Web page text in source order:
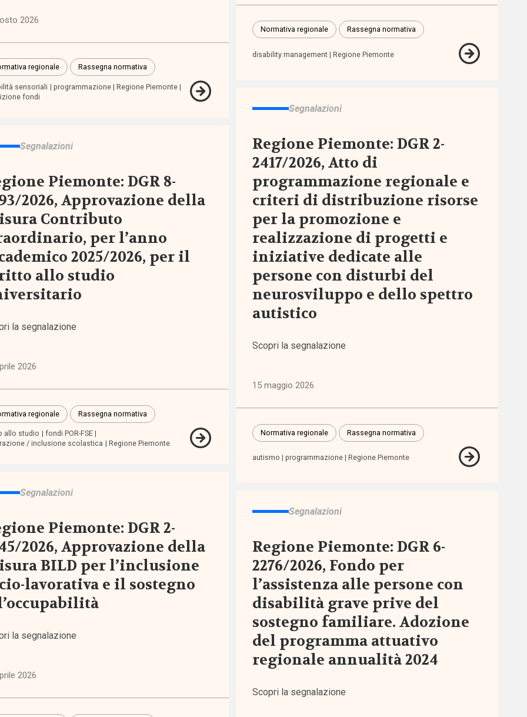
e
e
2026
regionale Rassegna normativa
sensoriali programmazione
Regione Piemonte
fondi
Normativa regionale Rassegna normativa
disability management Regione Piemonte
Segnalazioni
Regione Piemonte: DGR 2-
2417/2026, Atto di
programmazione regionale e
criteri di distribuzione risorse
per la promozione e
realizzazione di progetti e
iniziative dedicate alle
persone con disturbi del
neurosviluppo e dello spettro
autistico
Scopri la segnalazione
15 maggio 2026
Normativa regionale Rassegna normativa
autismo programmazione Regione Piemonte
Segnalazioni
Piemonte: DGR 8-
2026, Approvazione della
Contributo
per l’anno
2025/2026, per il
allo studio
la segnalazione
2026
regionale Rassegna normativa
allo studio
fondi POR-FSE
/ inclusione scolastica
Regione Piemonte
Segnalazioni
Piemonte: DGR 2-
2026, Approvazione della
BILD per l’inclusione
lavorativa e il sostegno
la segnalazione
2026
Segnalazioni
Regione Piemonte: DGR 6-
2276/2026, Fondo per
l’assistenza alle persone con
disabilità grave prive del
sostegno familiare. Adozione
del programma attuativo
regionale annualità 2024
Scopri la segnalazione